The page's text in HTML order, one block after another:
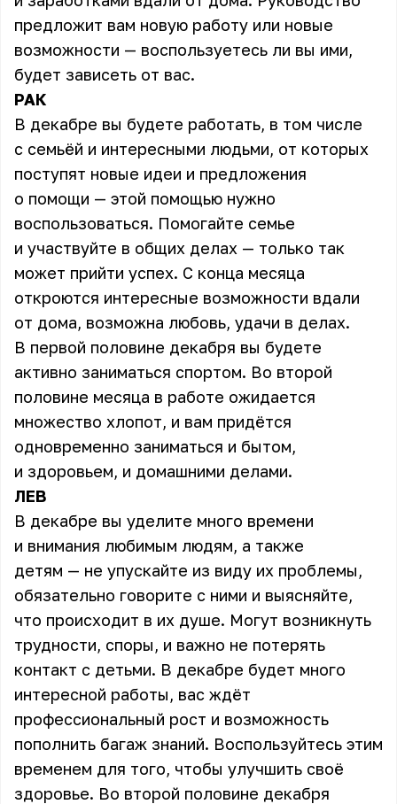
предложит вам новую работу или новые
возможности — воспользуетесь ли вы ими,
будет зависеть от вас.
РАК
В декабре вы будете работать, в том числе
с семьёй и интересными людьми, от которых
поступят новые идеи и предложения
о помощи — этой помощью нужно
воспользоваться. Помогайте семье
и участвуйте в общих делах — только так
может прийти успех. С конца месяца
откроются интересные возможности вдали
от дома, возможна любовь, удачи в делах.
В первой половине декабря вы будете
активно заниматься спортом. Во второй
половине месяца в работе ожидается
множество хлопот, и вам придётся
одновременно заниматься и бытом,
и здоровьем, и домашними делами.
ЛЕВ
В декабре вы уделите много времени
и внимания любимым людям, а также
детям — не упускайте из виду их проблемы,
обязательно говорите с ними и выясняйте,
что происходит в их душе. Могут возникнуть
трудности, споры, и важно не потерять
контакт с детьми. В декабре будет много
интересной работы, вас ждёт
профессиональный рост и возможность
пополнить багаж знаний. Воспользуйтесь этим
временем для того, чтобы улучшить своё
здоровье. Во второй половине декабря